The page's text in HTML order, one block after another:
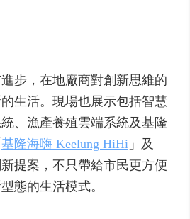
步，在地廠商對創新思維的
生活。現場也展示包括智慧
、漁產養殖雲端系統及基隆
基隆海嗨 Keelung HiHi 」及
新提案，不只帶給市民更方便
態的生活模式。